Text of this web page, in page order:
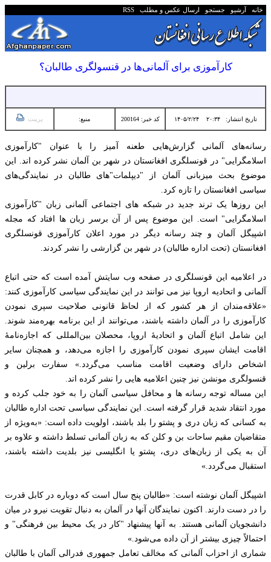
خانه آرشیو جستجو ارسال عکس و مطلب RSS
کارآموزی برای آلمانی‌ها در قنسولگری طالبان؟
تاریخ انتشار:۲۰:۳۴ ۱۴۰۵/۲/۲۴ کد خبر: 200164 منبع: پرینت
رسانه‌های آلمانی گزارش‌هایی طعنه آمیز را با عنوان "کارآموزی
اسلامگرایی" در قونسلگری افغانستان در شهر بن آلمان نشر کرده اند. این
موضوع بحث میزبانی آلمان از "دیپلمات"های طالبان در نمایندگی‌های
سیاسی افغانستان را تازه کرد.
این روزها یک ترند جدید در شبکه های اجتماعی آلمانی زبان "کارآموزی
اسلامگرایی" است. این موضوع پس از آن برسر زبان ها افتاد که مجله
اشپیگل آلمان و چند رسانه دیگر در مورد اعلان کارآموزی قونسلگری
افغانستان (تحت اداره طالبان) در شهر بن گزارشی را نشر کردند.
در اعلامیه این قونسلگری در صفحه وب سایتش آمده است که حتی اتباع
آلمانی و اتحادیه اروپا نیز می توانند در این نمایندگی سیاسی کارآموزی کنند:
«علاقه‌مندان از هر کشور که از لحاظ قانونی صلاحیت سپری نمودن
کارآموزی را در آلمان داشته باشند، می‌توانند از این برنامه بهره‌مند شوند.
این شامل اتباع آلمان و اتحادیهٔ اروپا، محصلان بین‌المللی که اجازه‌نامهٔ
اقامت ایشان سپری نمودن کارآموزی را اجازه می‌دهد، و همچنان سایر
اشخاص دارای وضعیت اقامت مناسب می‌گردد.» سفارت برلین و
قنسولگری مونشن نیز چنین اعلامیه هایی را نشر کرده اند.
این مساله توجه رسانه ها و محافل سیاسی آلمان را به خود جلب کرده و
مورد انتقاد شدید قرار گرفته است. این نمایندگی سیاسی تحت اداره طالبان
به کسانی که زبان دری و پشتو را بلد باشند، اولویت داده است: «به‌ویژه از
متقاضیان مقیم ساحات بن و کلن که به زبان آلمانی تسلط داشته و علاوه بر
آن به یکی از زبان‌های دری، پشتو یا انگلیسی نیز بلدیت داشته باشند،
استقبال می‌گردد.»
اشپیگل آلمان نوشته است: «طالبان پنج سال است که دوباره در کابل قدرت
را در دست دارند. اکنون نمایندگان آنها در آلمان به دنبال تقویت نیرو در میان
دانشجویان آلمانی هستند. به آنها پیشنهاد "کار در یک محیط بین فرهنگی" و
احتمالاً چیزی بیشتر از آن داده می‌شود.»
شماری از احزاب آلمانی که مخالف تعامل جمهوری فدرالی آلمان با طالبان